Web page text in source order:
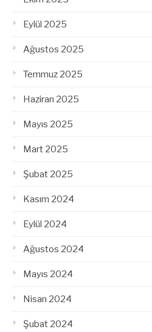
Eylül 2025
Ağustos 2025
Temmuz 2025
Haziran 2025
Mayıs 2025
Mart 2025
Şubat 2025
Kasım 2024
Eylül 2024
Ağustos 2024
Mayıs 2024
Nisan 2024
Şubat 2024